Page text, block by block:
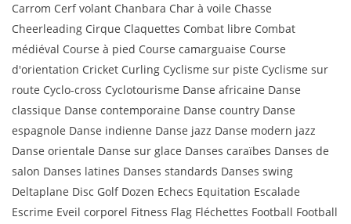
Carrom Cerf volant Chanbara Char à voile Chasse
Cheerleading Cirque Claquettes Combat libre Combat
médiéval Course à pied Course camarguaise Course
d'orientation Cricket Curling Cyclisme sur piste Cyclisme sur
route Cyclo-cross Cyclotourisme Danse africaine Danse
classique Danse contemporaine Danse country Danse
espagnole Danse indienne Danse jazz Danse modern jazz
Danse orientale Danse sur glace Danses caraïbes Danses de
salon Danses latines Danses standards Danses swing
Deltaplane Disc Golf Dozen Echecs Equitation Escalade
Escrime Eveil corporel Fitness Flag Fléchettes Football Football